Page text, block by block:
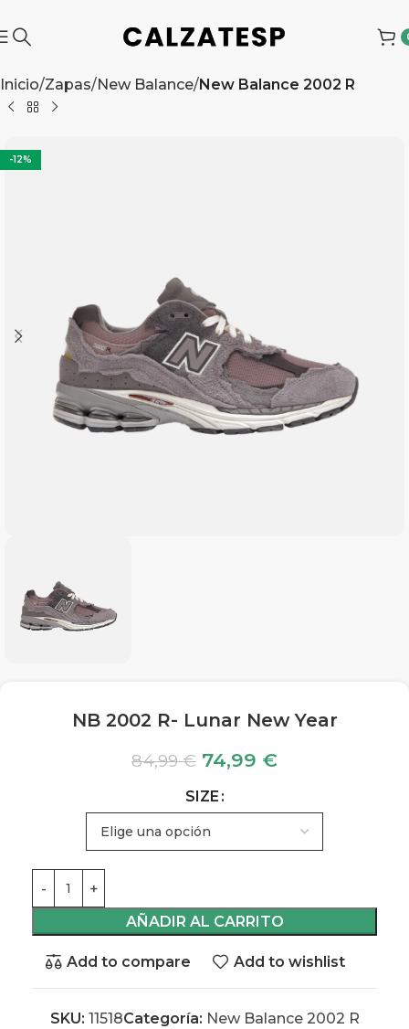
Inicio Zapas New Balance New Balance 2002 R
-12%
NB 2002 R- Lunar New Year
84,99€ 74,99 €
SIZE
AÑADIR AL CARRITO
Add to compare Add to wishlist
SKU: 11518Categoría: New Balance 2002 R